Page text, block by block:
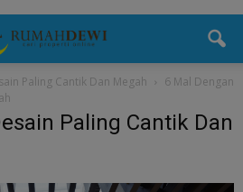
Paling Cantik Dan Megah
6 Mal Dengan
Paling Cantik Dan